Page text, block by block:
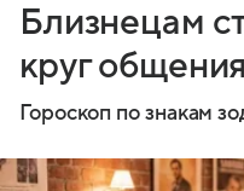
Близнецам
круг общения
Гороскоп по знакам